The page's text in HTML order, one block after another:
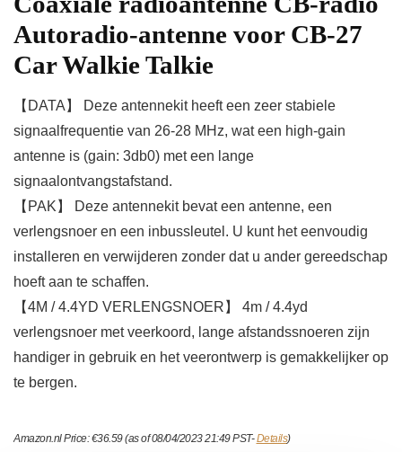
Autoradio-antenne voor CB-27
Car Walkie Talkie
【DATA】 Deze antennekit heeft een zeer stabiele
signaalfrequentie van 26-28 MHz, wat een high-gain
antenne is (gain: 3db0) met een lange
signaalontvangstafstand.
【PAK】 Deze antennekit bevat een antenne, een
verlengsnoer en een inbussleutel. U kunt het eenvoudig
installeren en verwijderen zonder dat u ander gereedschap
hoeft aan te schaffen.
【4M / 4.4YD VERLENGSNOER】 4m / 4.4yd
verlengsnoer met veerkoord, lange afstandssnoeren zijn
handiger in gebruik en het veerontwerp is gemakkelijker op
te bergen.
Amazon.nl Price:€36.59(as of 08/04/2023 21:49 PST-Details)